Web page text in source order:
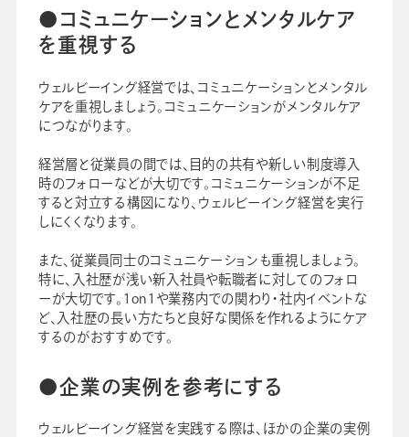
●コミュニケーションとメンタルケア
を重視する
ウェルビーイング経営では、コミュニケーションとメンタル
ケアを重視しましょう。コミュニケーションがメンタルケア
につながります。
経営層と従業員の間では、目的の共有や新しい制度導入
時のフォローなどが大切です。コミュニケーションが不足
すると対立する構図になり、ウェルビーイング経営を実行
しにくくなります。
また、従業員同士のコミュニケーションも重視しましょう。
特に、入社歴が浅い新入社員や転職者に対してのフォロ
ーが大切です。1on1や業務内での関わり・社内イベントな
ど、入社歴の長い方たちと良好な関係を作れるようにケア
するのがおすすめです。
●企業の実例を参考にする
ウェルビーイング経営を実践する際は、ほかの企業の実例